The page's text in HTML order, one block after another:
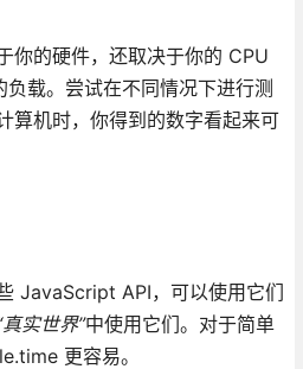
你的硬件，还取决于你的 CPU
载。尝试在不同情况下进行测
算机时，你得到的数字看起来可
JavaScript API，可以使用它们
真实世界”中使用它们。对于简单
更容易。